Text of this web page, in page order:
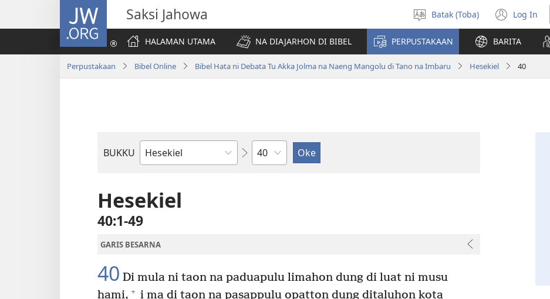
JW.ORG Saksi Jahowa
Pillit
Hata
Batak (Toba) Log In
(opens
new
window)
HALAMAN UTAMA
NA DIAJARHON DI BIBEL PERPUSTAKAAN BARITA
Perpustakaan Bibel Online Bibel Hata ni Debata Tu Akka Jolma na Naeng Mangolu di Tano na Imbaru Hesekiel 40
BUKKU
Bukku
Bibel
Bindu
Hesekiel
40:1-49
GARIS BESARNA
40 Di mula ni taon na paduapulu limahon dung di luat ni musu
hami, + i ma di taon na pasappulu opatton dung ditaluhon kota